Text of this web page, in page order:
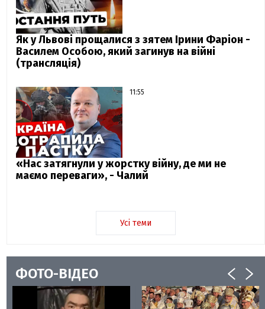
Як у Львові прощалися з зятем Ірини Фаріон -
Василем Особою, який загинув на війні
(трансляція)
11:55
«Нас затягнули у жорстку війну, де ми не
маємо переваги», - Чалий
Усі теми
ФОТО-ВІДЕО